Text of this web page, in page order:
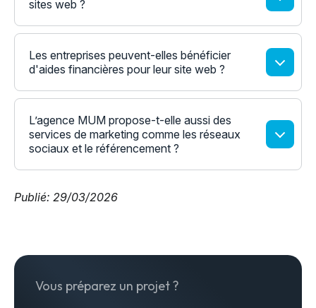
sites web ?
Les entreprises peuvent-elles bénéficier
d'aides financières pour leur site web ?
L’agence MUM propose-t-elle aussi des
services de marketing comme les réseaux
sociaux et le référencement ?
Publié: 29/03/2026
Vous préparez un projet ?